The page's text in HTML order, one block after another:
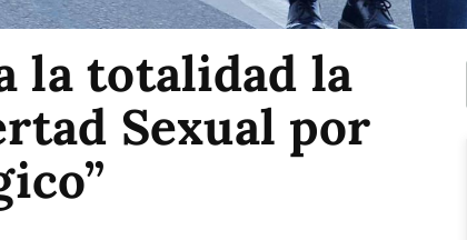
la totalidad la
Sexual por